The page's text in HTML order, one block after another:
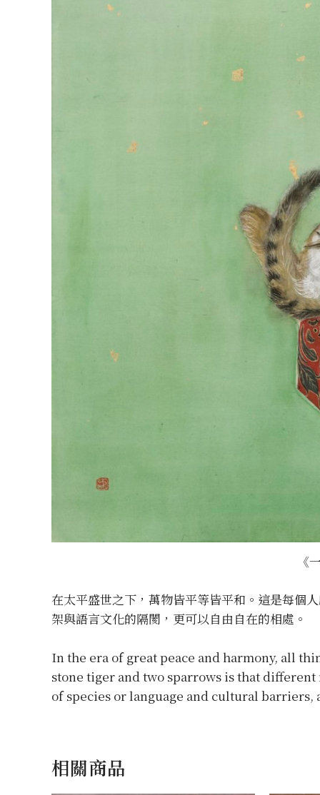
《
在太平盛世之下，萬物皆平等皆平和。這是每個
架與語言文化的隔閡，更可以自由自在的相處。
In the era of great peace and harmony, all
stone tiger and two sparrows is that
of species or language and cultural
相關商品